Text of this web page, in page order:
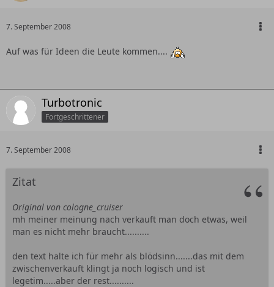
7. September 2008
Auf was für Ideen die Leute kommen....
Turbotronic
Fortgeschrittener
7. September 2008
Zitat
Original von cologne_cruiser
mh meiner meinung nach verkauft man doch etwas, weil
man es nicht mehr braucht..........
den text halte ich für mehr als blödsinn.......das mit dem
zwischenverkauft klingt ja noch logisch und ist
legetim.....aber der rest..........